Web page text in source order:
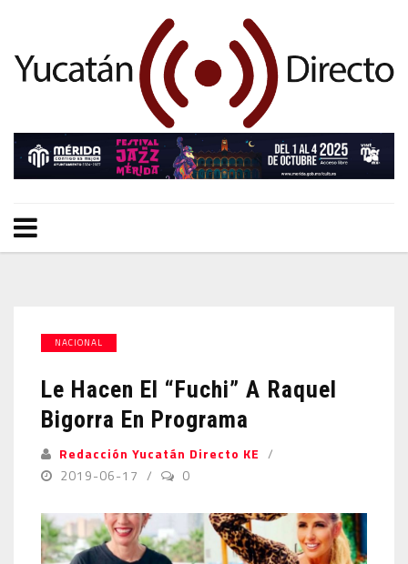
NACIONAL
Le Hacen El “fuchi” A Raquel
Bigorra En Programa
Redacción Yucatán Directo KE
2019-06-17
0